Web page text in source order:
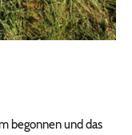
begonnen und das